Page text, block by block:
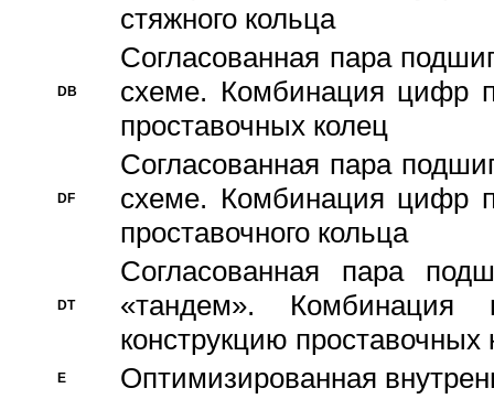
стяжного кольца
DB
Согласованная пара
схеме. Комбинация цифр
проставочных колец
DF
Согласованная пара
схеме. Комбинация цифр
проставочного кольца
DT
Согласованная пара
«тандем».
конструкцию проставочных
E
Оптимизированная